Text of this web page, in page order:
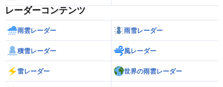
レーダーコンテンツ
雨雲レーダー 雨雪レーダー
積雪レーダー 風レーダー
雷レーダー 世界の雨雲レーダー